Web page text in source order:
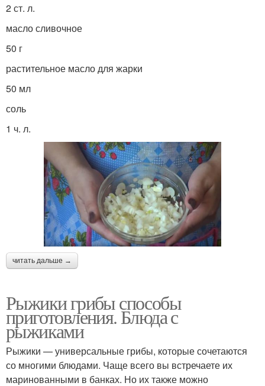
2 ст. л.
масло сливочное
50 г
растительное масло для жарки
50 мл
соль
1 ч. л.
читать дальше →
Рыжики грибы способы
приготовления. Блюда с
рыжиками
Рыжики — универсальные грибы, которые сочетаются
со многими блюдами. Чаще всего вы встречаете их
маринованными в банках. Но их также можно